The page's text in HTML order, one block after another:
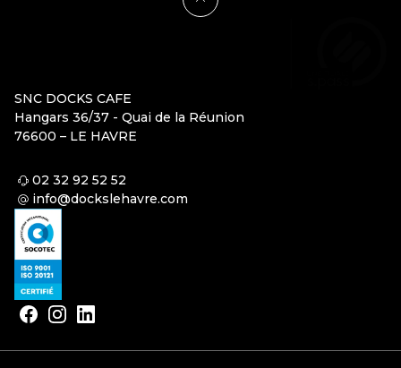
SNC DOCKS CAFE
Hangars 36/37 - Quai de la Réunion
76600 – LE HAVRE
02 32 92 52 52
info@dockslehavre.com